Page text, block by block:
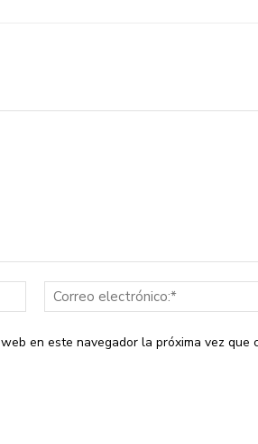
Nombre:*
en este navegador la próxima vez que